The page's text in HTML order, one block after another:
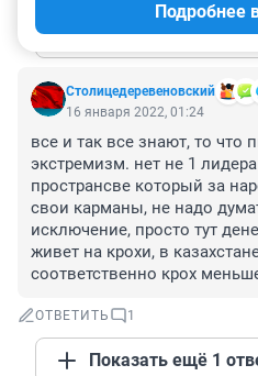
Показать ещё 2
Столицедеревеновский
Подробнее
16 января 2022, 01:24
все и так все знают, то что
экстремизм. нет не 1
пространсве который за
свои карманы, не надо
исключение, просто тут
живет на крохи, в
соответственно крох
ОТВЕТИТЬ 1
Показать ещё 1